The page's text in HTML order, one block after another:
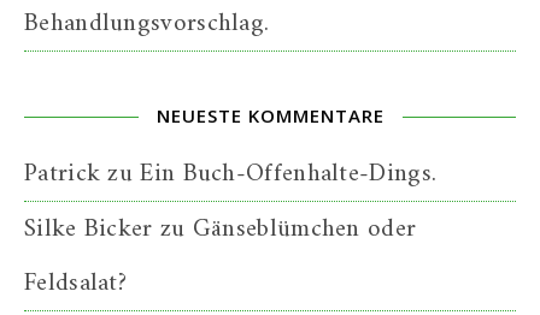
Behandlungsvorschlag.
NEUESTE KOMMENTARE
PatrickzuEin Buch-Offenhalte-Dings.
Silke Bickerzu Gänseblümchen oder
Feldsalat?